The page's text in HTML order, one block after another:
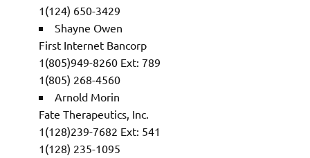
1(124) 650-3429
Shayne Owen
First Internet Bancorp
1(805)949-8260 Ext: 789
1(805) 268-4560
Arnold Morin
Fate Therapeutics, Inc.
1(128)239-7682 Ext: 541
1(128) 235-1095